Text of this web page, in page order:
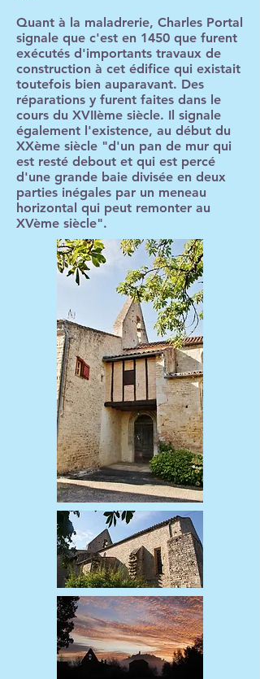
Quant à la maladrerie, Charles Portal
signale que c'est en 1450 que furent
exécutés d'importants travaux de
construction à cet édifice qui existait
toutefois bien auparavant. Des
réparations y furent faites dans le
cours du XVIIème siècle. Il signale
également l'existence, au début du
XXème siècle "d'un pan de mur qui
est resté debout et qui est percé
d'une grande baie divisée en deux
parties inégales par un meneau
horizontal qui peut remonter au
XVème siècle".